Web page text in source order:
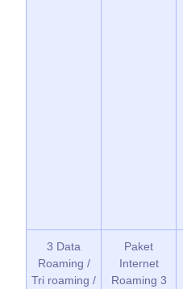
3 Data
Roaming /
Tri roaming /
Paket
Internet
Roaming 3